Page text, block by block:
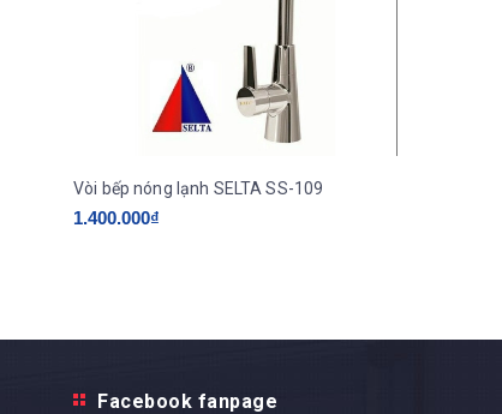
Vòi bếp nóng lạnh SELTA SS-109
1.400.000₫
Facebook fanpage